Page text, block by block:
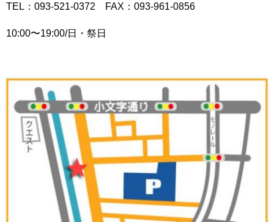
TEL：093-521-0372 FAX：093-961-0856
10:00〜19:00/日・祭日